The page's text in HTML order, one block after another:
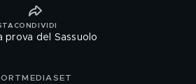
CONDIVIDI
prova del Sassuolo